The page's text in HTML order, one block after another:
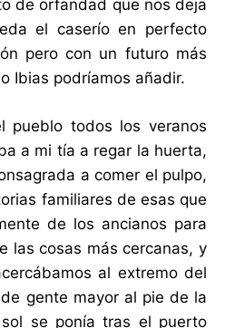
de orfandad que nos deja
el caserío en perfecto
pero con un futuro más
Ibias podríamos añadir.
pueblo todos los veranos
a mi tía a regar la huerta,
a comer el pulpo,
familiares de esas que
de los ancianos para
las cosas más cercanas, y
al extremo del
gente mayor al pie de la
se ponía tras el puerto